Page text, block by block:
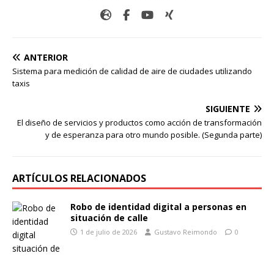
ANTERIOR
Sistema para medición de calidad de aire de ciudades utilizando
taxis
SIGUIENTE
El diseño de servicios y productos como acción de transformación
y de esperanza para otro mundo posible. (Segunda parte)
ARTÍCULOS RELACIONADOS
Robo de identidad digital a personas en
situación de calle
1 de julio de 2026 Gustavo Reimondo 0